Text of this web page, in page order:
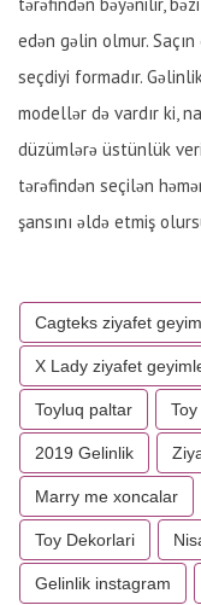
edən gəlin olmur. Saçın
seçdiyi formadır.
modellər də vardır ki,
düzümlərə üstünlük
tərəfindən seçilən
şansını əldə etmiş
Cagteks ziyafet
X Lady ziyafet
Toyluq paltar
2019 Gelinlik
Marry me xoncalar
Toy Dekorlari
Gelinlik instagram